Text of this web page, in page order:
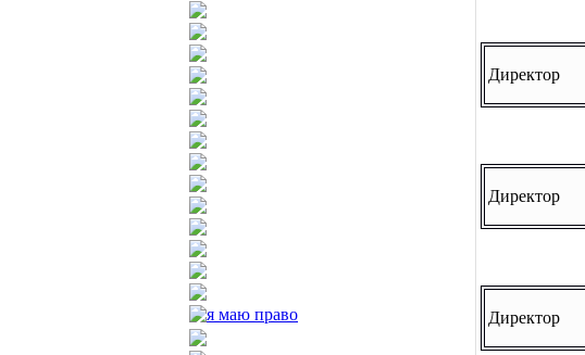
Директор
Директор
Директор